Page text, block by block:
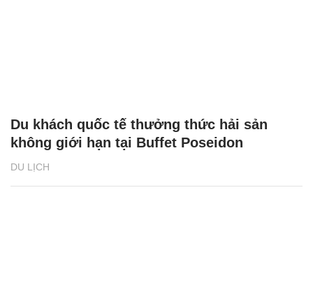
DU LỊCH
Du khách quốc tế thưởng thức hải sản
không giới hạn tại Buffet Poseidon